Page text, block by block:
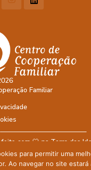
Familiar
com 🤍 na Terra das
para permitir uma
Ao navegar no site estará